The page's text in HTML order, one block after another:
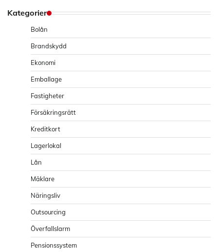
Kategorier
Bolån
Brandskydd
Ekonomi
Emballage
Fastigheter
Försäkringsrätt
Kreditkort
Lagerlokal
Lån
Mäklare
Näringsliv
Outsourcing
Överfallslarm
Pensionssystem